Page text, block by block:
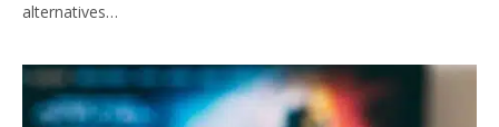
alternatives…